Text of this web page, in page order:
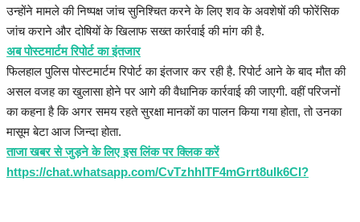
उन्होंने मामले की निष्पक्ष जांच सुनिश्चित करने के लिए शव के अवशेषों की फोरेंसिक
जांच कराने और दोषियों के खिलाफ सख्त कार्रवाई की मांग की है.
अब पोस्टमार्टम रिपोर्ट का इंतजार
फिलहाल पुलिस पोस्टमार्टम रिपोर्ट का इंतजार कर रही है. रिपोर्ट आने के बाद मौत की
असल वजह का खुलासा होने पर आगे की वैधानिक कार्रवाई की जाएगी. वहीं परिजनों
का कहना है कि अगर समय रहते सुरक्षा मानकों का पालन किया गया होता, तो उनका
मासूम बेटा आज जिन्दा होता.
ताजा खबर से जुड़ने के लिए इस लिंक पर क्लिक करें
https://chat.whatsapp.com/CvTzhhITF4mGrrt8ulk6CI?